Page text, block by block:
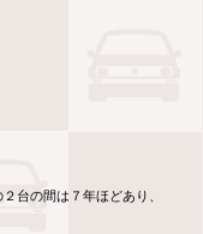
台の間は７年ほどあり、